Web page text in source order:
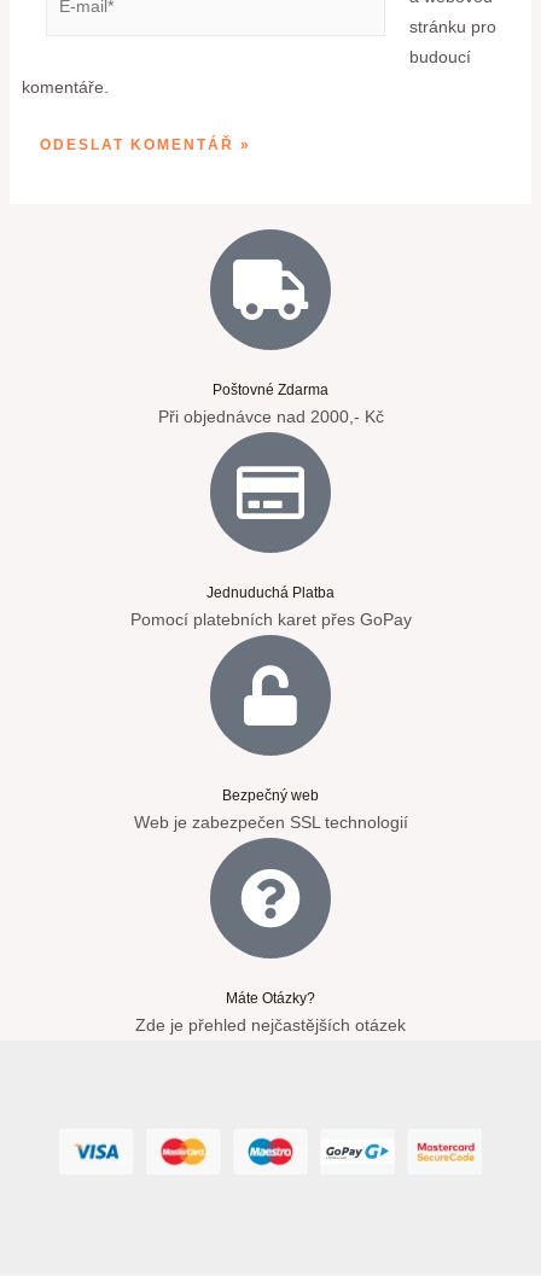
stránku pro
budoucí
komentáře.
Poštovné Zdarma
Při objednávce nad 2000,- Kč
Jednuduchá Platba
Pomocí platebních karet přes GoPay
Bezpečný web
Web je zabezpečen SSL technologií
Máte Otázky?
Zde je přehled nejčastějších otázek